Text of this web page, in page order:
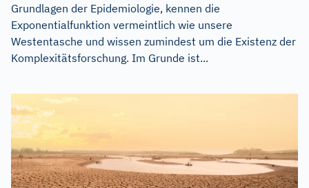
Grundlagen der Epidemiologie, kennen die
Exponentialfunktion vermeintlich wie unsere
Westentasche und wissen zumindest um die Existenz der
Komplexitätsforschung. Im Grunde ist...